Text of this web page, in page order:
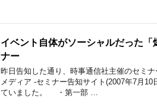
イベント自体がソーシャルだった
ナー
昨日告知した通り、時事通信社主催のセミ
メディア -セミナー告知サイト(2007年7月
ていました。 ・第一部 …